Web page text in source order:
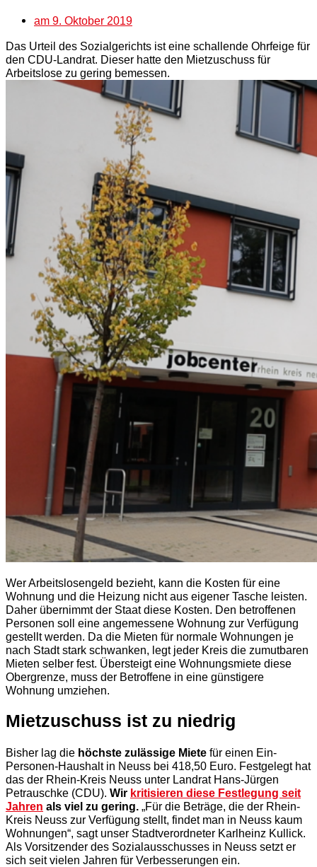
am 9. Oktober 2019
Das Urteil des Sozialgerichts ist eine schallende Ohrfeige für
den CDU-Landrat. Dieser hatte den Mietzuschuss für
Arbeitslose zu gering bemessen.
Wer Arbeitslosengeld bezieht, kann die Kosten für eine
Wohnung und die Heizung nicht aus eigener Tasche leisten.
Daher übernimmt der Staat diese Kosten. Den betroffenen
Personen soll eine angemessene Wohnung zur Verfügung
gestellt werden. Da die Mieten für normale Wohnungen je
nach Stadt stark schwanken, legt jeder Kreis die zumutbaren
Mieten selber fest. Übersteigt eine Wohnungsmiete diese
Obergrenze, muss der Betroffene in eine günstigere
Wohnung umziehen.
Mietzuschuss ist zu niedrig
Bisher lag die höchste zulässige Miete für einen Ein-
Personen-Haushalt in Neuss bei 418,50 Euro. Festgelegt hat
das der Rhein-Kreis Neuss unter Landrat Hans-Jürgen
Petrauschke (CDU). Wir kritisieren diese Festlegung seit
Jahren als viel zu gering. „Für die Beträge, die der Rhein-
Kreis Neuss zur Verfügung stellt, findet man in Neuss kaum
Wohnungen“, sagt unser Stadtverordneter Karlheinz Kullick.
Als Vorsitzender des Sozialausschusses in Neuss setzt er
sich seit vielen Jahren für Verbesserungen ein.